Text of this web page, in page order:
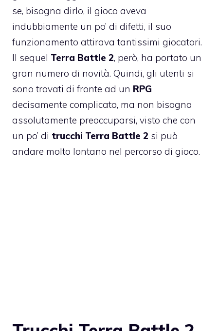
se, bisogna dirlo, il gioco aveva
indubbiamente un po’ di difetti, il suo
funzionamento attirava tantissimi giocatori.
Il sequel Terra Battle 2, però, ha portato un
gran numero di novità. Quindi, gli utenti si
sono trovati di fronte ad un RPG
decisamente complicato, ma non bisogna
assolutamente preoccuparsi, visto che con
un po’ di trucchi Terra Battle 2 si può
andare molto lontano nel percorso di gioco.